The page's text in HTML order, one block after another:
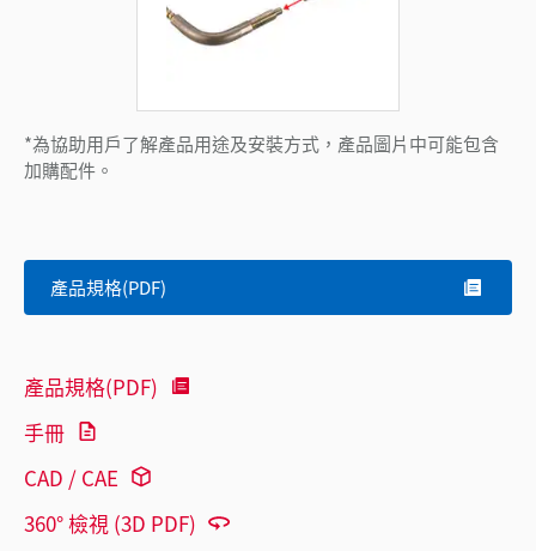
*為協助用戶了解產品用途及安裝方式，產品圖片中可能包含
加購配件。
產品規格(PDF)
產品規格(PDF)
手冊
CAD / CAE
360° 檢視 (3D PDF)